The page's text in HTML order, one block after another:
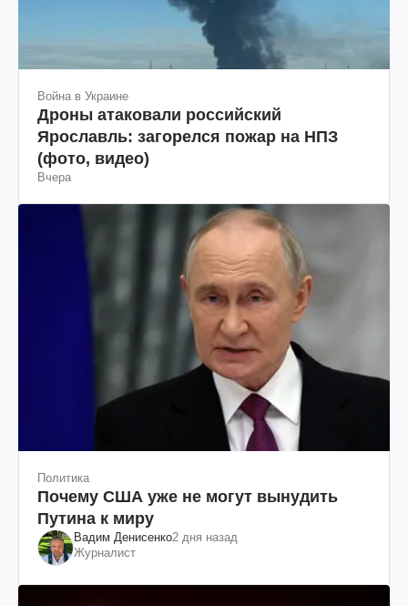
Война в Украине
Дроны атаковали российский
Ярославль: загорелся пожар на НПЗ
(фото, видео)
Вчера
Политика
Почему США уже не могут вынудить
Путина к миру
Вадим Денисенко2 дня назад
Журналист